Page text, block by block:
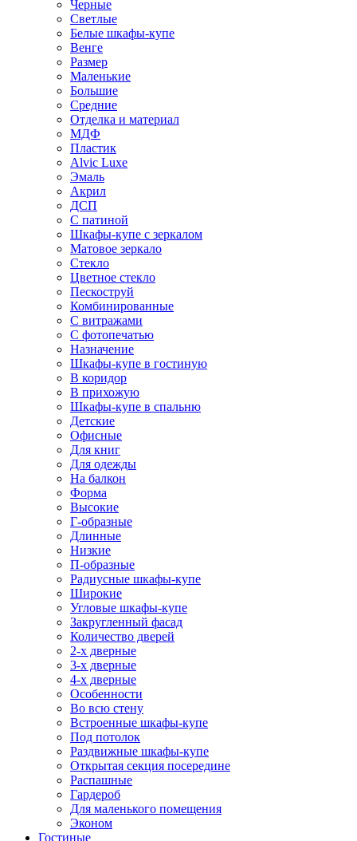
Черные
Светлые
Белые шкафы-купе
Венге
Размер
Маленькие
Большие
Средние
Отделка и материал
МДФ
Пластик
Alvic Luxe
Эмаль
Акрил
ДСП
С патиной
Шкафы-купе с зеркалом
Матовое зеркало
Стекло
Цветное стекло
Пескоструй
Комбинированные
С витражами
С фотопечатью
Назначение
Шкафы-купе в гостиную
В коридор
В прихожую
Шкафы-купе в спальню
Детские
Офисные
Для книг
Для одежды
На балкон
Форма
Высокие
Г-образные
Длинные
Низкие
П-образные
Радиусные шкафы-купе
Широкие
Угловые шкафы-купе
Закругленный фасад
Количество дверей
2-х дверные
3-х дверные
4-х дверные
Особенности
Во всю стену
Встроенные шкафы-купе
Под потолок
Раздвижные шкафы-купе
Открытая секция посередине
Распашные
Гардероб
Для маленького помещения
Эконом
Гостиные